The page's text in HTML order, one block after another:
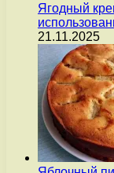
Ягодный
21.11.2025